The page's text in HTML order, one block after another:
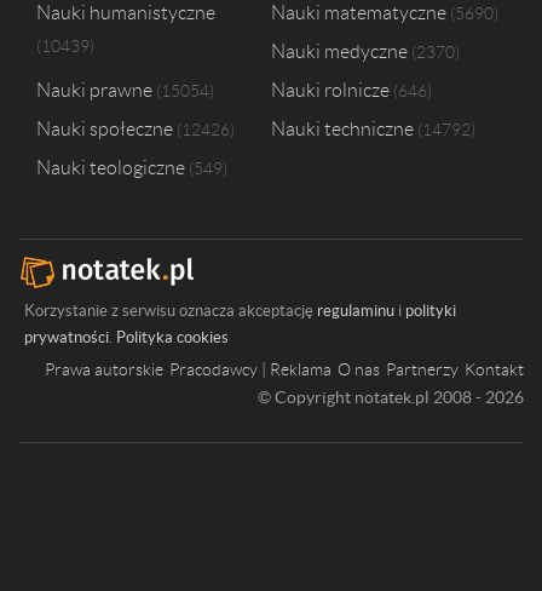
Nauki humanistyczne
10439
Nauki matematyczne 5690
Nauki medyczne 2370
Nauki prawne 15054 Nauki rolnicze 646
Nauki społeczne 12426 Nauki techniczne 14792
Nauki teologiczne 549
Korzystanie z serwisu oznacza akceptację regulaminu i polityki
prywatności. Polityka cookies
Prawa autorskie Pracodawcy | Reklama O nas Partnerzy Kontakt
© Copyright notatek.pl 2008 - 2026